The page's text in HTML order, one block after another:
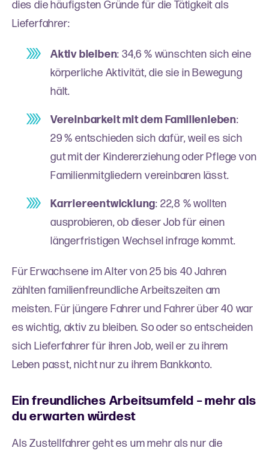
dies die häufigsten Gründe für die Tätigkeit als
Lieferfahrer:
Aktiv bleiben: 34,6 % wünschten sich eine
körperliche Aktivität, die sie in Bewegung
hält.
Vereinbarkeit mit dem Familienleben:
29 % entschieden sich dafür, weil es sich
gut mit der Kindererziehung oder Pflege von
Familienmitgliedern vereinbaren lässt.
Karriereentwicklung: 22,8 % wollten
ausprobieren, ob dieser Job für einen
längerfristigen Wechsel infrage kommt.
Für Erwachsene im Alter von 25 bis 40 Jahren
zählten familienfreundliche Arbeitszeiten am
meisten. Für jüngere Fahrer und Fahrer über 40 war
es wichtig, aktiv zu bleiben. So oder so entscheiden
sich Lieferfahrer für ihren Job, weil er zu ihrem
Leben passt, nicht nur zu ihrem Bankkonto.
Ein freundliches Arbeitsumfeld – mehr als
du erwarten würdest
Als Zustellfahrer geht es um mehr als nur die